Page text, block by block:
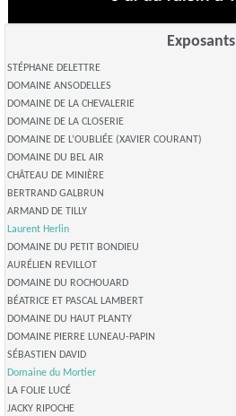
Exposants
STÉPHANE DELETTRE
DOMAINE ANSODELLES
DOMAINE DE LA CHEVALERIE
DOMAINE DE LA CLOSERIE
DOMAINE DE L’OUBLIÉE (XAVIER COURANT)
DOMAINE DU BEL AIR
CHÂTEAU DE MINIÈRE
BERTRAND GALBRUN
ARMAND DE TILLY
Laurent Herlin
DOMAINE DU PETIT BONDIEU
AURÉLIEN REVILLOT
DOMAINE DU ROCHOUARD
BÉATRICE ET PASCAL LAMBERT
DOMAINE DU HAUT PLANTY
DOMAINE PIERRE LUNEAU-PAPIN
SÉBASTIEN DAVID
Domaine du Mortier
LA FOLIE LUCÉ
JACKY RIPOCHE